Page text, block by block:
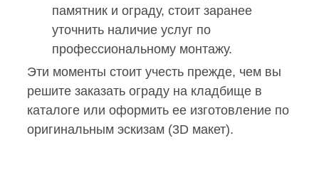
памятник и ограду, стоит заранее
уточнить наличие услуг по
профессиональному монтажу.
Эти моменты стоит учесть прежде, чем вы
решите заказать ограду на кладбище в
каталоге или оформить ее изготовление по
оригинальным эскизам (3D макет).